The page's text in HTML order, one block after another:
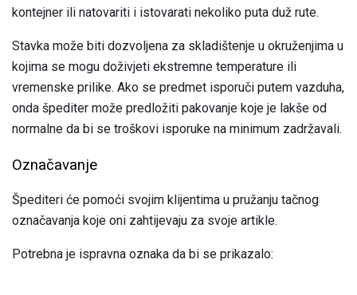
kontejner ili natovariti i istovarati nekoliko puta duž rute.
Stavka može biti dozvoljena za skladištenje u okruženjima u
kojima se mogu doživjeti ekstremne temperature ili
vremenske prilike. Ako se predmet isporuči putem vazduha,
onda špediter može predložiti pakovanje koje je lakše od
normalne da bi se troškovi isporuke na minimum zadržavali.
Označavanje
Špediteri će pomoći svojim klijentima u pružanju tačnog
označavanja koje oni zahtijevaju za svoje artikle.
Potrebna je ispravna oznaka da bi se prikazalo: